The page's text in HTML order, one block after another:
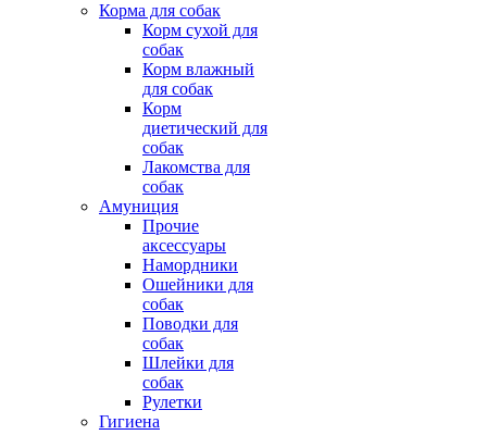
Корма для собак
Корм сухой для
собак
Корм влажный
для собак
Корм
диетический для
собак
Лакомства для
собак
Амуниция
Прочие
аксессуары
Намордники
Ошейники для
собак
Поводки для
собак
Шлейки для
собак
Рулетки
Гигиена